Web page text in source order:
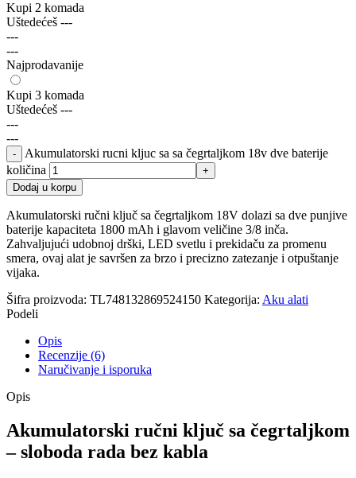
Kupi 2 komada
Uštedećeš ---
---
---
Najprodavanije
Kupi 3 komada
Uštedećeš ---
---
---
Akumulatorski rucni kljuc sa sa čegrtaljkom 18v dve baterije
količina
Dodaj u korpu
Akumulatorski ručni ključ sa čegrtaljkom 18V dolazi sa dve punjive
baterije kapaciteta 1800 mAh i glavom veličine 3/8 inča.
Zahvaljujući udobnoj drški, LED svetlu i prekidaču za promenu
smera, ovaj alat je savršen za brzo i precizno zatezanje i otpuštanje
vijaka.
Šifra proizvoda: TL748132869524150 Kategorija: Aku alati
Podeli
Opis
Recenzije (6)
Naručivanje i isporuka
Opis
Akumulatorski ručni ključ sa čegrtaljkom
– sloboda rada bez kabla